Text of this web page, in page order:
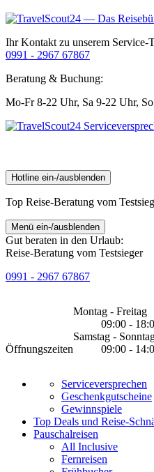
Ihr Kontakt zu unserem Service-
0991 - 2967 67867
Beratung & Buchung:
Mo-Fr 8-22 Uhr, Sa 9-22 Uhr,
Hotline ein-/ausblenden
Top Reise-Beratung vom
Menü ein-/ausblenden
Gut beraten in den Urlaub:
Reise-Beratung vom Testsieger
0991 - 2967 67867
Öffnungszeiten
Montag - Freitag
09:00 -
Samstag -
09:00 -
Serviceversprechen
Geschenkgutscheine
Gewinnspiele
Top Deals und Reise-
Pauschalreisen
All Inclusive
Fernreisen